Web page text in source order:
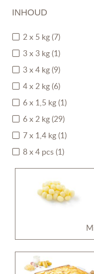
INHOUD
2 x 5 kg(7)
3 x 3 kg(1)
3 x 4 kg(9)
4 x 2 kg(6)
6 x 1,5 kg(1)
6 x 2 kg(29)
7 x 1,4 kg(1)
8 x 4 pcs(1)